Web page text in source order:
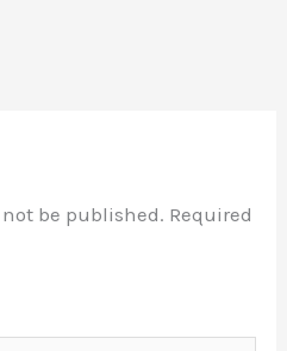
be published. Required